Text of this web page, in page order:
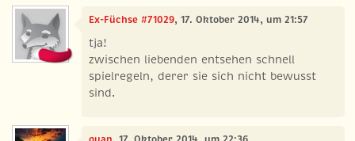
Ex-Füchse #71029, 17. Oktober 2014, um 21:57
tja!
zwischen liebenden entsehen schnell
spielregeln, derer sie sich nicht bewusst
sind.